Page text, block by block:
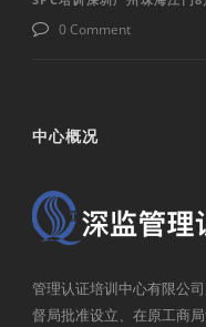
0 Comment
中心概况
管理认证培训中心有限公
督局批准设立、在原工商